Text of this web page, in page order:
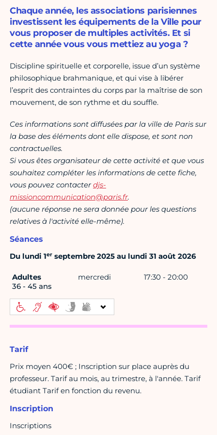
Chaque année, les associations parisiennes
investissent les équipements de la Ville pour
vous proposer de multiples activités. Et si
cette année vous vous mettiez au yoga ?
Discipline spirituelle et corporelle, issue d’un système
philosophique brahmanique, et qui vise à libérer
l’esprit des contraintes du corps par la maîtrise de son
mouvement, de son rythme et du souffle.
Ces informations sont diffusées par la ville de Paris sur
la base des éléments dont elle dispose, et sont non
contractuelles.
Si vous êtes organisateur de cette activité et que vous
souhaitez compléter les informations de cette fiche,
vous pouvez contacterdjs-
missioncommunication@paris.fr.
(aucune réponse ne sera donnée pour les questions
relatives à l'activité elle-même).
Séances
Du lundi 1er septembre 2025 au lundi 31 août 2026
Adultes
36 - 45 ans
mercredi 17:30 - 20:00
Tarif
Prix moyen 400€ ; Inscription sur place auprès du
professeur. Tarif au mois, au trimestre, à l'année. Tarif
étudiant Tarif en fonction du revenu.
Inscription
Inscriptions